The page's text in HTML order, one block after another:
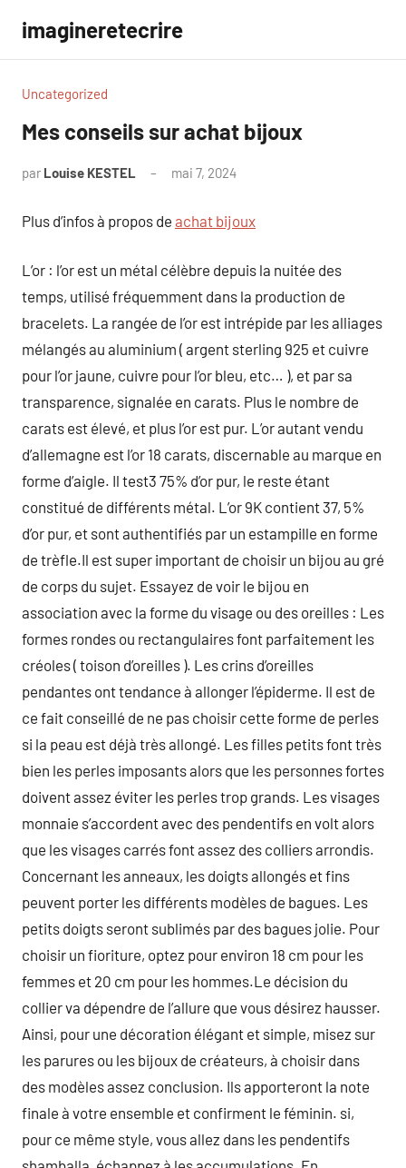
contenu
imagineretecrire
Uncategorized
Mes conseils sur achat bijoux
par Louise KESTEL mai 7, 2024
Plus d’infos à propos de achat bijoux
L’or : l’or est un métal célèbre depuis la nuitée des
temps, utilisé fréquemment dans la production de
bracelets. La rangée de l’or est intrépide par les alliages
mélangés au aluminium ( argent sterling 925 et cuivre
pour l’or jaune, cuivre pour l’or bleu, etc… ), et par sa
transparence, signalée en carats. Plus le nombre de
carats est élevé, et plus l’or est pur. L’or autant vendu
d’allemagne est l’or 18 carats, discernable au marque en
forme d’aigle. Il test3 75% d’or pur, le reste étant
constitué de différents métal. L’or 9K contient 37, 5%
d’or pur, et sont authentifiés par un estampille en forme
de trèfle.Il est super important de choisir un bijou au gré
de corps du sujet. Essayez de voir le bijou en
association avec la forme du visage ou des oreilles : Les
formes rondes ou rectangulaires font parfaitement les
créoles ( toison d’oreilles ). Les crins d’oreilles
pendantes ont tendance à allonger l’épiderme. Il est de
ce fait conseillé de ne pas choisir cette forme de perles
si la peau est déjà très allongé. Les filles petits font très
bien les perles imposants alors que les personnes fortes
doivent assez éviter les perles trop grands. Les visages
monnaie s’accordent avec des pendentifs en volt alors
que les visages carrés font assez des colliers arrondis.
Concernant les anneaux, les doigts allongés et fins
peuvent porter les différents modèles de bagues. Les
petits doigts seront sublimés par des bagues jolie. Pour
choisir un fioriture, optez pour environ 18 cm pour les
femmes et 20 cm pour les hommes.Le décision du
collier va dépendre de l’allure que vous désirez hausser.
Ainsi, pour une décoration élégant et simple, misez sur
les parures ou les bijoux de créateurs, à choisir dans
des modèles assez conclusion. Ils apporteront la note
finale à votre ensemble et confirment le féminin. si,
pour ce même style, vous allez dans les pendentifs